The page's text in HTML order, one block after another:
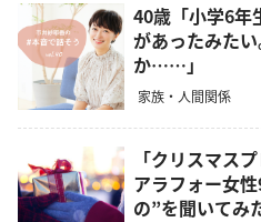
40歳「小学6年
があったみた
か……」
家族・人間関係
「クリスマス
アラフォー女
の”を聞いてみ